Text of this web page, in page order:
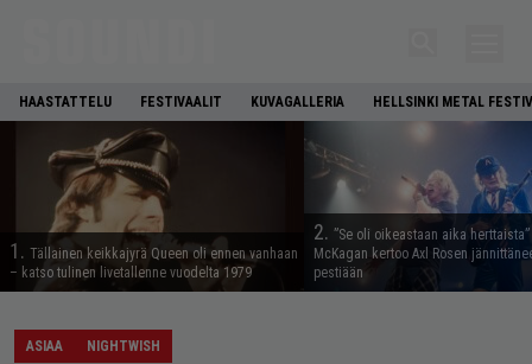
HAASTATTELU FESTIVAALIT KUVAGALLERIA HELLSINKI METAL
1. Tällainen keikkajyrä Queen oli ennen vanhaan
– katso tulinen livetallenne vuodelta 1979
2. ”Se oli oikeastaan aika
McKagan kertoo Axl Rosen
pestiään
ASIAA NIGHTWISH